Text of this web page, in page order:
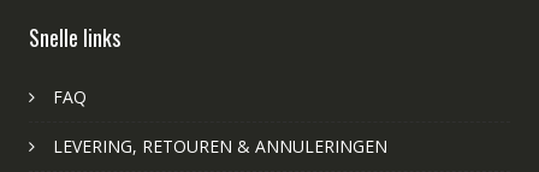
Snelle links
FAQ
LEVERING, RETOUREN & ANNULERINGEN